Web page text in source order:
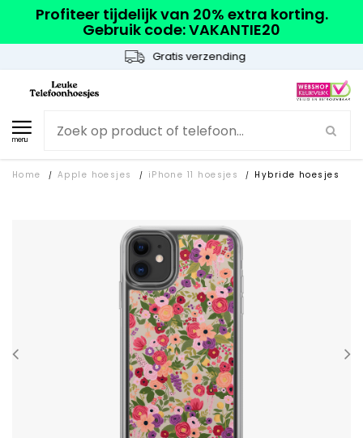
Profiteer tijdelijk van 20% extra korting.
Gebruik code: VAKANTIE20
Gratis verzending
menu
Home / Apple hoesjes / iPhone 11 hoesjes / Hybride hoesjes